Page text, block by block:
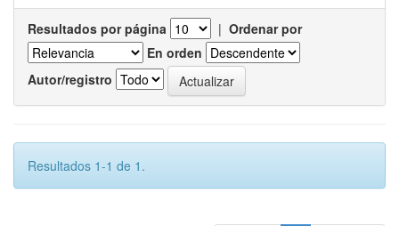
Resultados por página | Ordenar por
En orden
Autor/registro
Resultados 1-1 de 1.